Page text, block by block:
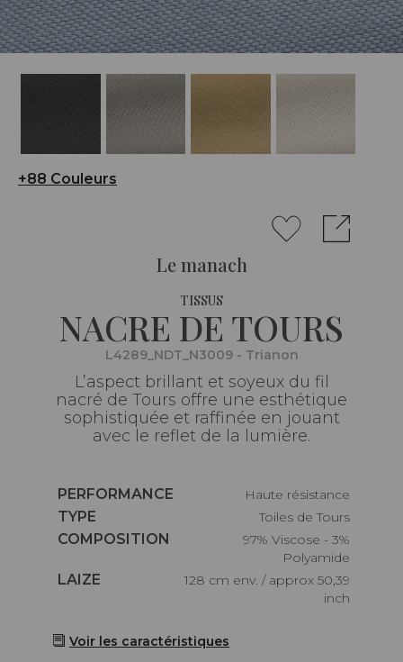
+88 Couleurs
Le manach
TISSUS
NACRE DE TOURS
L4289_NDT_N3009 - Trianon
L’aspect brillant et soyeux du fil
nacré de Tours offre une esthétique
sophistiquée et raffinée en jouant
avec le reflet de la lumière.
Caractéristiques
PERFORMANCE
haute résistance
Caractéristiques
TYPE
Toiles de Tours
Caractéristiques
COMPOSITION
97% Viscose - 3%
Polyamide
Caractéristiques
LAIZE
128 cm env. / approx 50,39
inch
Voir les caractéristiques